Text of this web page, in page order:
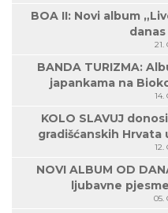
BOA II: Novi album
21.
BANDA TURIZMA:
japankama na
14.
KOLO SLAVUJ
gradišćanskih Hrvata
12.
NOVI ALBUM OD
ljubavne
05.